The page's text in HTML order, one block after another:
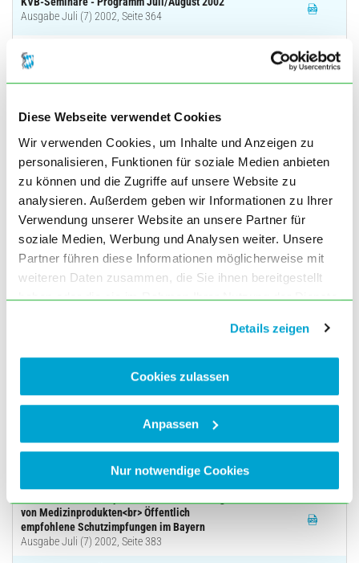
Diese Webseite verwendet Cookies
Wir verwenden Cookies, um Inhalte und Anzeigen zu
personalisieren, Funktionen für soziale Medien anbieten
zu können und die Zugriffe auf unsere Website zu
analysieren. Außerdem geben wir Informationen zu Ihrer
Verwendung unserer Website an unsere Partner für
soziale Medien, Werbung und Analysen weiter. Unsere
Partner führen diese Informationen möglicherweise mit
weiteren Daten zusammen, die Sie ihnen bereitgestellt
haben oder die sie im Rahmen Ihrer Nutzung der Dienste
Cookies, wenn Sie unsere Webseite weiterhin nutzen.
Details zeigen
Cookies zulassen
Anpassen
Nur notwendige Cookies
Ausgabe Juli (7) 2002, Seite 364
Fortbildungsveranstaltungen - Teil 1
Ausgabe Juli (7) 2002, Seite 371
Landesärztekammer
Fortbildungsveranstaltungen - Teil 2
Ausgabe Juli (7) 2002, Seite 382
DEUTSCHER ÄRZTETAG
Nedbal: Modell der hausärztlichen und
internistischen Versorgung
Ausgabe Juli (7) 2002, Seite 367
KREUZWORTRÄTSEL
DAS BSTMI INFORMIERT
Flächendeckende Einführung in Bayern
Ausgabe Juli (7) 2002, Seite 370
von Medizinprodukten<br> Öffentlich
empfohlene Schutzimpfungen im Bayern
Ausgabe Juli (7) 2002, Seite 383